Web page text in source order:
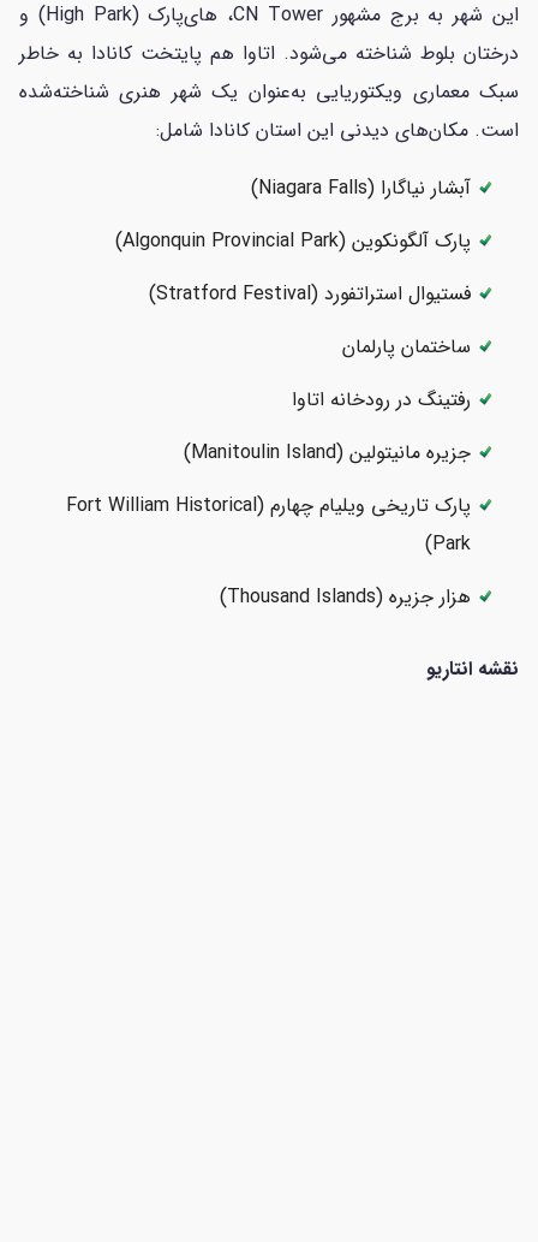
این شهر به برج مشهور CN Tower، های‌پارک (High Park) و
درختان بلوط شناخته می‌شود. اتاوا هم پایتخت کانادا به خاطر
سبک معماری ویکتوریایی به‌عنوان یک شهر هنری شناخته‌شده
است. مکان‌های دیدنی این استان کانادا شامل:
آبشار نیاگارا (Niagara Falls)
پارک آلگونکوین (Algonquin Provincial Park)
فستیوال استراتفورد (Stratford Festival)
ساختمان پارلمان
رفتینگ در رودخانه اتاوا
جزیره مانیتولین (Manitoulin Island)
پارک تاریخی ویلیام چهارم (Fort William Historical
Park)
هزار جزیره (Thousand Islands)
نقشه انتاریو